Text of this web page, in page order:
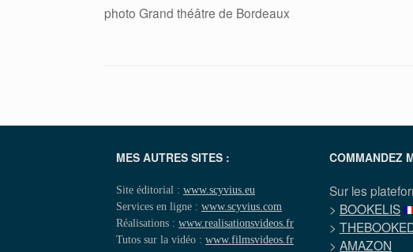
photo Grand théâtre de Bordeaux
MES AUTRES SITES :
Site éditorial : www.scyvius.eu
Services en ligne : www.scyvius.com
Réalisations : www.realisationsvideos.fr
Tutos sur la vidéo : www.filmsvideos.fr
COMMANDEZ
Sur les
> BOOKELIS
>
> AMAZON